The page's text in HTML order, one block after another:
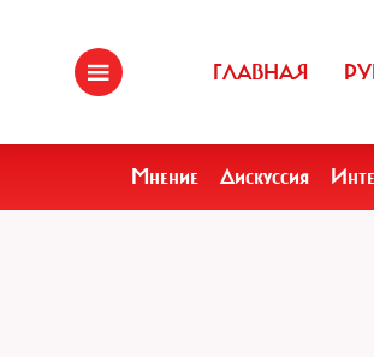
ГЛАВНАЯ
Мнение Дискуссия